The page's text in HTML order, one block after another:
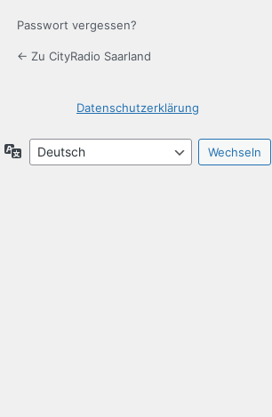
Passwort vergessen?
← Zu CityRadio Saarland
Datenschutzerklärung
Sprache